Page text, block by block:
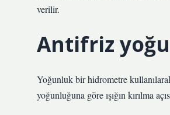
verilir.
Antifriz
Yoğunluk bir hidrometre
yoğunluğuna göre ışığın kırılma